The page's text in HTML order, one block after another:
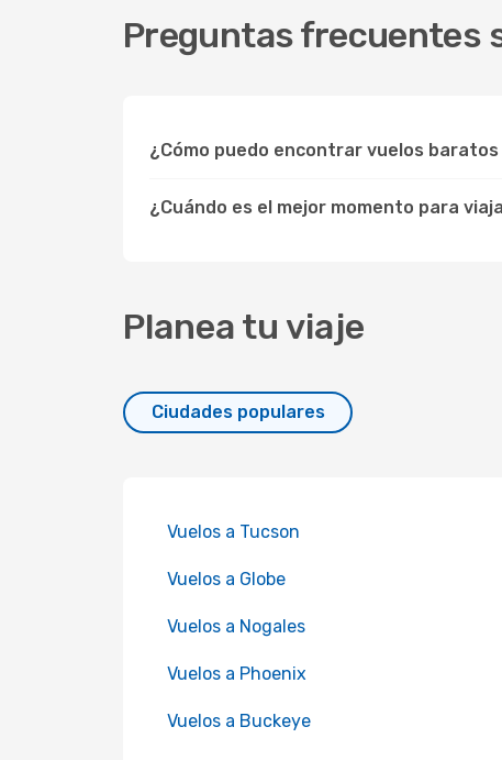
Preguntas frecuentes
¿Cómo puedo encontrar vuelos baratos
¿Cuándo es el mejor momento para
Planea tu viaje
Ciudades populares
Vuelos a Tucson
Vuelos a Globe
Vuelos a Nogales
Vuelos a Phoenix
Vuelos a Buckeye